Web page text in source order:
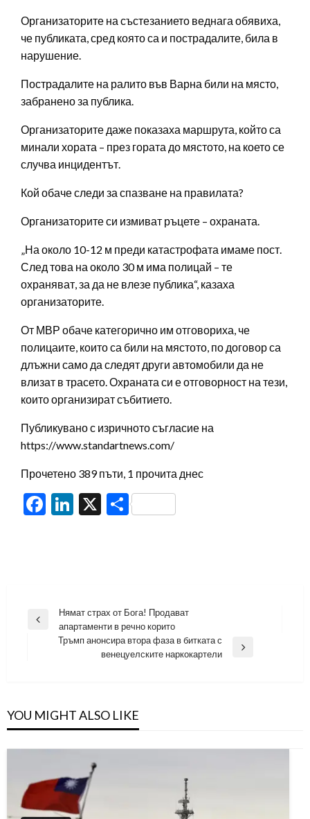
Организаторите на състезанието веднага обявиха,
че публиката, сред която са и пострадалите, била в
нарушение.
Пострадалите на ралито във Варна били на място,
забранено за публика.
Организаторите даже показаха маршрута, който са
минали хората – през гората до мястото, на което се
случва инцидентът.
Кой обаче следи за спазване на правилата?
Организаторите си измиват ръцете – охраната.
„На около 10-12 м преди катастрофата имаме пост.
След това на около 30 м има полицай – те
охраняват, за да не влезе публика“, казаха
организаторите.
От МВР обаче категорично им отговориха, че
полицаите, които са били на мястото, по договор са
длъжни само да следят други автомобили да не
влизат в трасето. Охраната си е отговорност на тези,
които организират събитието.
Публикувано с изричното съгласие на
https://www.standartnews.com/
Прочетено 389 пъти, 1 прочита днес
Facebook
LinkedIn
X Share
Навигация
Previous
Нямат страх от Бога! Продават
апартаменти в речно корито
Тръмп анонсира втора фаза в битката с
венецуелските наркокартели
YOU MIGHT ALSO LIKE